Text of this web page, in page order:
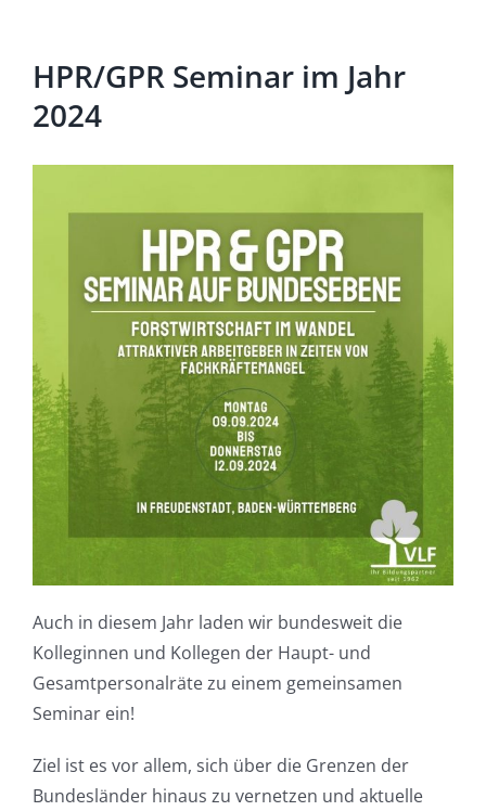
HPR/GPR Seminar im Jahr
2024
Auch in diesem Jahr laden wir bundesweit die
Kolleginnen und Kollegen der Haupt- und
Gesamtpersonalräte zu einem gemeinsamen
Seminar ein!
Ziel ist es vor allem, sich über die Grenzen der
Bundesländer hinaus zu vernetzen und aktuelle